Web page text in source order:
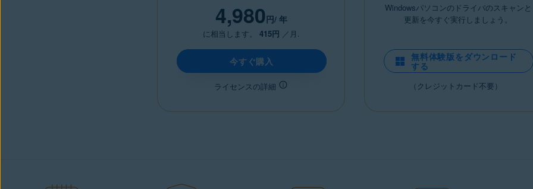
4,980円/ 年
に相当します。 415円 ／月.
今すぐ購入
ライセンスの詳細
Windowsパソコンのドライバのスキャンと
更新を今すぐ実行しましょう。
無料体験版をダウンロード
する
（クレジットカード不要）
アバスト ドライバ アップデーター